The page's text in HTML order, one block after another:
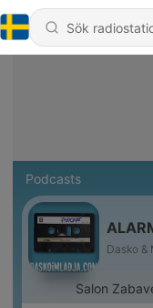
Podcasts
Dasko &
Salon